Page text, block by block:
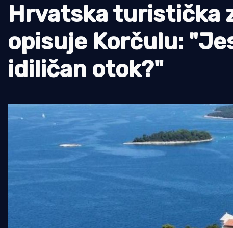
Tradicija i kultura
Hrvatska turistička
opisuje Korčulu:
idiličan otok?"